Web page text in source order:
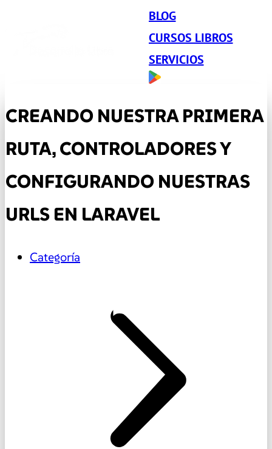
BLOG
CURSOS LIBROS
SERVICIOS
CREANDO NUESTRA PRIMERA
RUTA, CONTROLADORES Y
CONFIGURANDO NUESTRAS
URLS EN LARAVEL
Categoría